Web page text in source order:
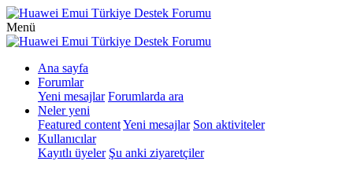
Menü
Ana sayfa
Forumlar
Yeni mesajlar Forumlarda ara
Neler yeni
Featured contentYeni mesajlar Son aktiviteler
Kullanıcılar
Kayıtlı üyeler Şu anki ziyaretçiler